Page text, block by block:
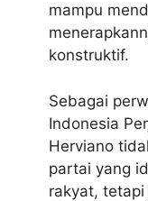
mampu
konstruktif.
Sebagai
Indonesia
Herviano
partai yang
rakyat,